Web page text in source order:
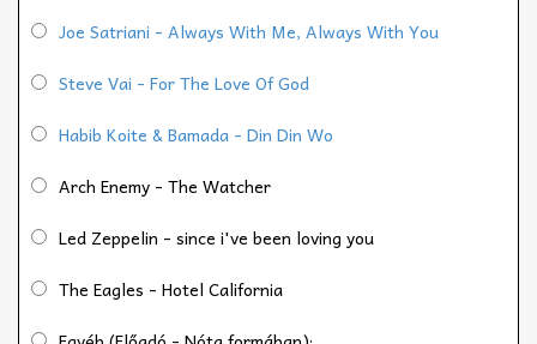
Joe Satriani - Always With Me, Always With You
Steve Vai - For The Love Of God
Habib Koite & Bamada - Din Din Wo
Arch Enemy - The Watcher
Led Zeppelin - since i've been loving you
The Eagles - Hotel California